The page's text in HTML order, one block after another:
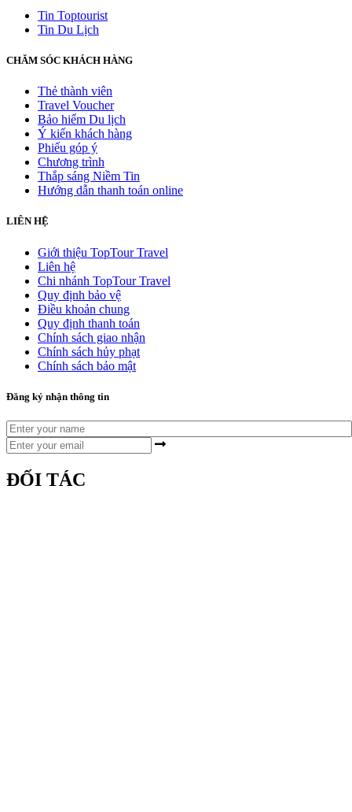
Tin Toptourist
Tin Du Lịch
CHĂM SÓC KHÁCH HÀNG
Thẻ thành viên
Travel Voucher
Bảo hiểm Du lịch
Ý kiến khách hàng
Phiếu góp ý
Chương trình
Thắp sáng Niềm Tin
Hướng dẫn thanh toán online
LIÊN HỆ
Giới thiệu TopTour Travel
Liên hệ
Chi nhánh TopTour Travel
Quy định bảo vệ
Điều khoản chung
Quy định thanh toán
Chính sách giao nhận
Chính sách hủy phạt
Chính sách bảo mật
Đăng ký nhận thông tin
ĐỐI TÁC